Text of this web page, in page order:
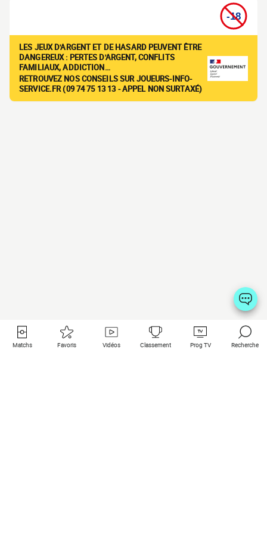
LES JEUX D'ARGENT ET DE HASARD PEUVENT ÊTRE
DANGEREUX : PERTES D'ARGENT, CONFLITS
FAMILIAUX, ADDICTION…
RETROUVEZ NOS CONSEILS SUR JOUEURS-INFO-
SERVICE.FR (09 74 75 13 13 - APPEL NON SURTAXÉ)
Matchs Favoris Vidéos Classement Prog TV Recherche